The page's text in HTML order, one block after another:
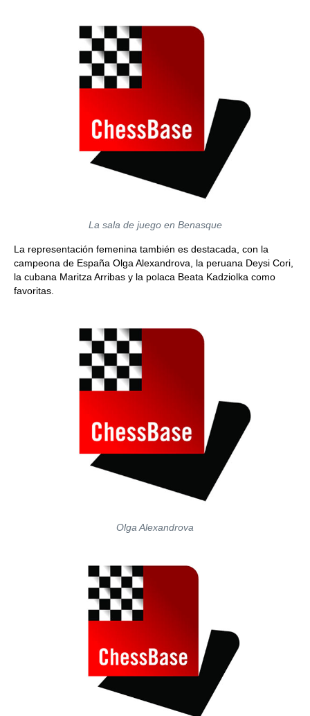
La sala de juego en Benasque
La representación femenina también es destacada, con la
campeona de España Olga Alexandrova, la peruana Deysi Cori,
la cubana Maritza Arribas y la polaca Beata Kadziolka como
favoritas.
Olga Alexandrova